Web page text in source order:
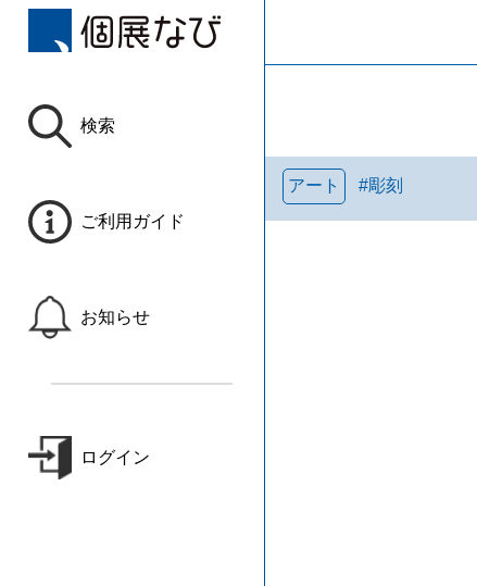
検索
ご利用ガイド
お知らせ
ログイン
アート #彫刻